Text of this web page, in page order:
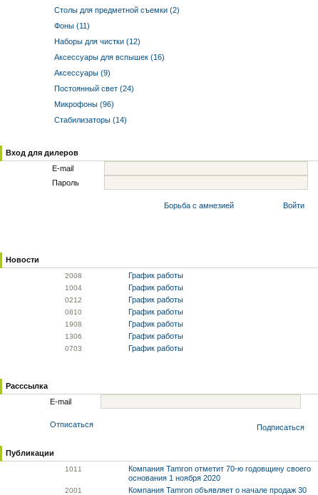
Столы для предметной съемки (2)
Фоны (11)
Наборы для чистки (12)
Аксессуары для вспышек (16)
Аксессуары (9)
Постоянный свет (24)
Микрофоны (96)
Стабилизаторы (14)
Вход для дилеров
E-mail
Пароль
Борьба с амнезией Войти
Новости
2008 График работы
1004 График работы
0212 График работы
0810 График работы
1908 График работы
1306 График работы
0703 График работы
Расссылка
E-mail
Отписаться Подписаться
Публикации
1011
Компания Tamron отметит 70-ю годовщину своего
основания 1 ноября 2020
2001 Компания Tamron объявляет о начале продаж 30